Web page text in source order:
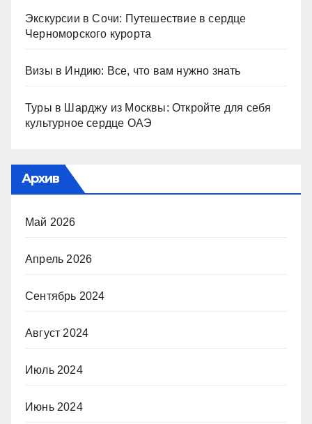
Экскурсии в Сочи: Путешествие в сердце
Черноморского курорта
Визы в Индию: Все, что вам нужно знать
Туры в Шарджу из Москвы: Откройте для себя
культурное сердце ОАЭ
Архив
Май 2026
Апрель 2026
Сентябрь 2024
Август 2024
Июль 2024
Июнь 2024